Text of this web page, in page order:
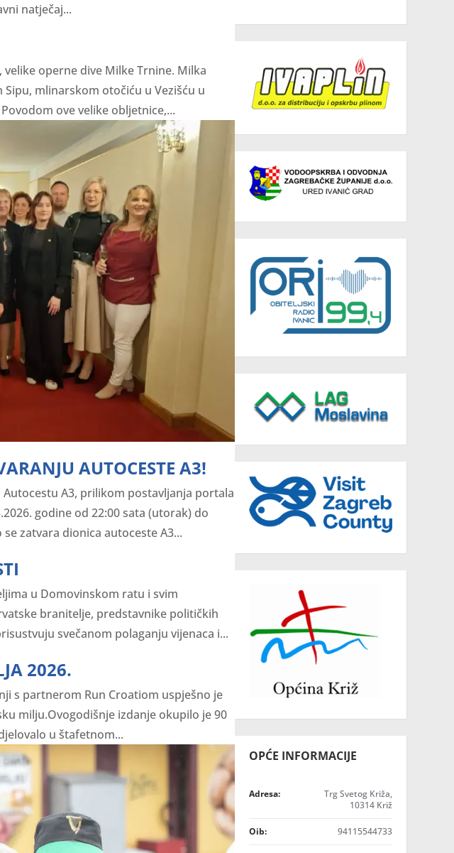
natječaj...
operne dive Milke Trnine. Milka
mlinarskom otočiću u Vezišću u
ove velike obljetnice,...
AUTOCESTE A3!
Autocestu A3, prilikom postavljanja portala
godine od 22:00 sata (utorak) do
zatvara dionica autoceste A3...
u Domovinskom ratu i svim
branitelje, predstavnike političkih
svečanom polaganju vijenaca i...
2026.
s partnerom Run Croatiom uspješno je
milju.Ovogodišnje izdanje okupilo je 90
u štafetnom...
OPĆE INFORMACIJE
Adresa:
Trg Svetog Križa,
10314 Križ
Oib: 94115544733